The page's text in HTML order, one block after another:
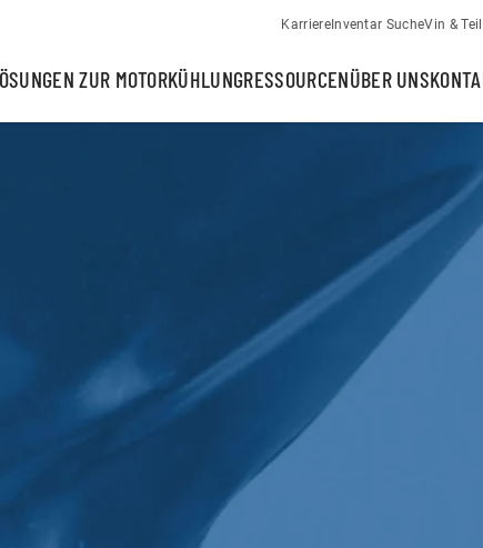
KarriereInventar SucheVin &
ZUR MOTORKÜHLUNGRESSOURCENÜBER UNS